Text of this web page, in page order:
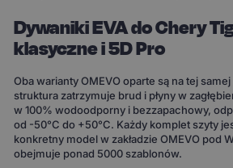
Dywaniki EVA do Chery
klasyczne i 5D Pro
Oba warianty OMEVO oparte są na tej
struktura zatrzymuje brud i płyny w
w 100% wodoodporny i bezzapachowy,
od -50°C do +50°C. Każdy komplet szyty
konkretny model w zakładzie OMEVO pod
obejmuje ponad 5000 szablonów.